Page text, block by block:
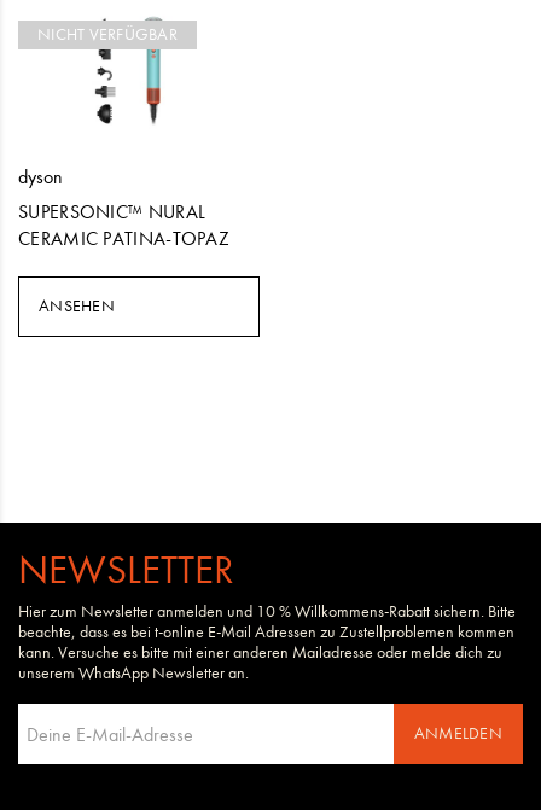
NICHT VERFÜGBAR
dyson
SUPERSONIC™ NURAL
CERAMIC PATINA-TOPAZ
ANSEHEN
NEWSLETTER
Hier zum Newsletter anmelden und 10 % Willkommens-Rabatt sichern. Bitte
beachte, dass es bei t-online E-Mail Adressen zu Zustellproblemen kommen
kann. Versuche es bitte mit einer anderen Mailadresse oder melde dich zu
unserem WhatsApp Newsletter an.
ANMELDEN